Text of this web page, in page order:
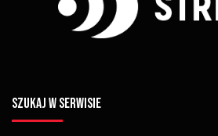
SZUKAJ W SERWISIE